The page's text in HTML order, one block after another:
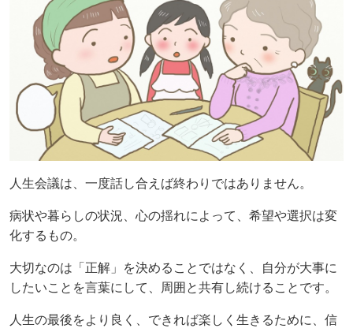
人生会議は、一度話し合えば終わりではありません。
病状や暮らしの状況、心の揺れによって、希望や選択は変
化するもの。
大切なのは「正解」を決めることではなく、自分が大事に
したいことを言葉にして、周囲と共有し続けることです。
人生の最後をより良く、できれば楽しく生きるために、信